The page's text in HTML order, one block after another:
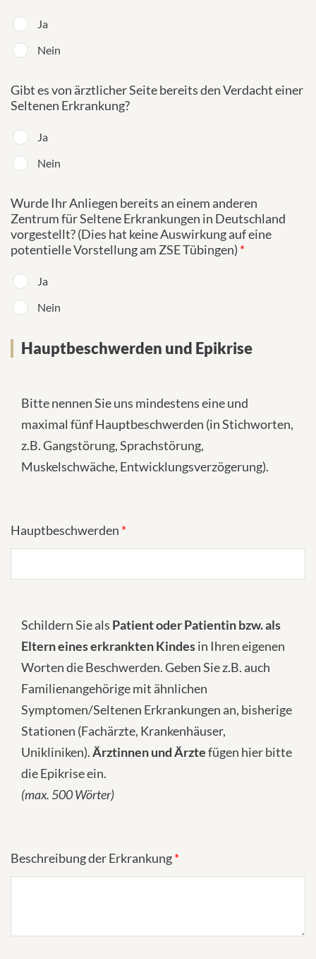
Ja
Nein
Gibt es von ärztlicher Seite bereits den Verdacht einer
Seltenen Erkrankung?
Ja
Nein
Wurde Ihr Anliegen bereits an einem anderen
Zentrum für Seltene Erkrankungen in Deutschland
vorgestellt? (Dies hat keine Auswirkung auf eine
potentielle Vorstellung am ZSE Tübingen) *
Ja
Nein
Hauptbeschwerden und Epikrise
Bitte nennen Sie uns mindestens eine und
maximal fünf Hauptbeschwerden (in Stichworten,
z.B. Gangstörung, Sprachstörung,
Muskelschwäche, Entwicklungsverzögerung).
Hauptbeschwerden *
Schildern Sie als Patient oder Patientin bzw. als
Eltern eines erkrankten Kindesin Ihren eigenen
Worten die Beschwerden. Geben Sie z.B. auch
Familienangehörige mit ähnlichen
Symptomen/Seltenen Erkrankungen an, bisherige
Stationen (Fachärzte, Krankenhäuser,
Unikliniken).Ärztinnen und Ärztefügen hier bitte
die Epikrise ein.
(max. 500 Wörter)
Beschreibung der Erkrankung*